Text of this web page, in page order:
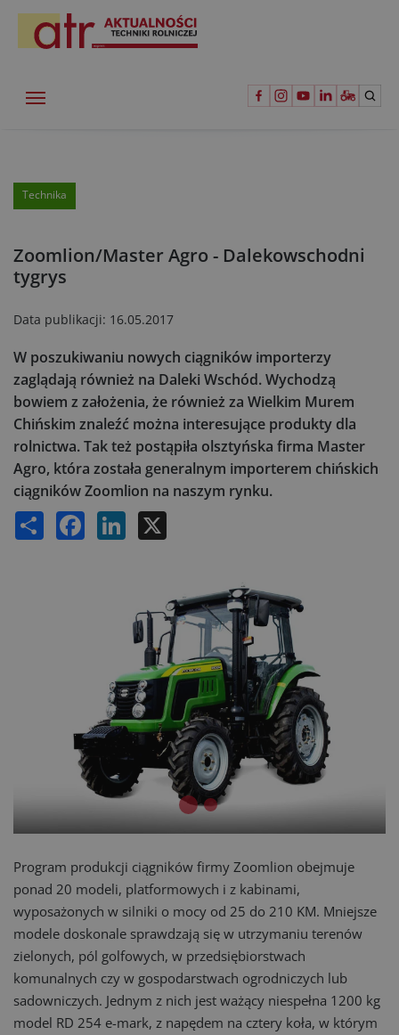
Technika
Zoomlion/Master Agro - Dalekowschodni
tygrys
Data publikacji: 16.05.2017
W poszukiwaniu nowych ciągników importerzy
zaglądają również na Daleki Wschód. Wychodzą
bowiem z założenia, że również za Wielkim Murem
Chińskim znaleźć można interesujące produkty dla
rolnictwa. Tak też postąpiła olsztyńska firma Master
Agro, która została generalnym importerem chińskich
ciągników Zoomlion na naszym rynku.
Share Facebook LinkedIn
Program produkcji ciągników firmy Zoomlion obejmuje
ponad 20 modeli, platformowych i z kabinami,
wyposażonych w silniki o mocy od 25 do 210 KM. Mniejsze
modele doskonale sprawdzają się w utrzymaniu terenów
zielonych, pól golfowych, w przedsiębiorstwach
komunalnych czy w gospodarstwach ogrodniczych lub
sadowniczych. Jednym z nich jest ważący niespełna 1200 kg
model RD 254 e-mark, z napędem na cztery koła, w którym